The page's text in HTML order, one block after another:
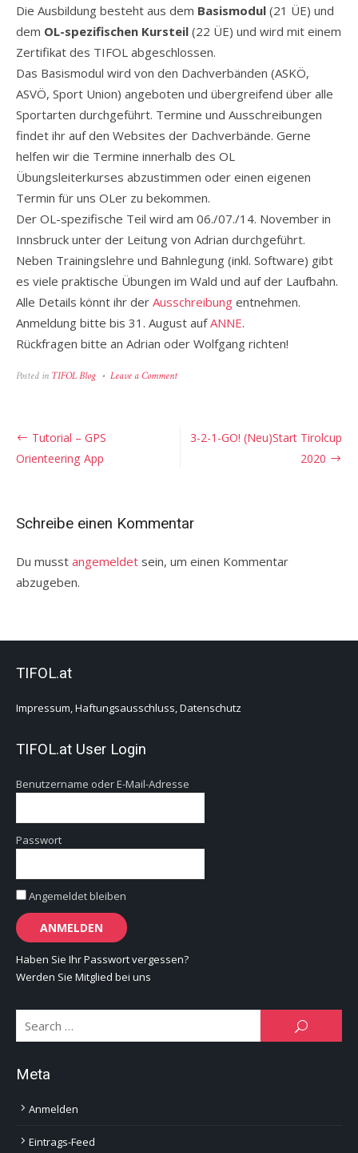
Die Ausbildung besteht aus dem Basismodul (21 ÜE) und
dem OL-spezifischen Kursteil (22 ÜE) und wird mit einem
Zertifikat des TIFOL abgeschlossen.
Das Basismodul wird von den Dachverbänden (ASKÖ,
ASVÖ, Sport Union) angeboten und übergreifend über alle
Sportarten durchgeführt. Termine und Ausschreibungen
findet ihr auf den Websites der Dachverbände. Gerne
helfen wir die Termine innerhalb des OL
Übungsleiterkurses abzustimmen oder einen eigenen
Termin für uns OLer zu bekommen.
Der OL-spezifische Teil wird am 06./07./14. November in
Innsbruck unter der Leitung von Adrian durchgeführt.
Neben Trainingslehre und Bahnlegung (inkl. Software) gibt
es viele praktische Übungen im Wald und auf der Laufbahn.
Alle Details könnt ihr der Ausschreibung entnehmen.
Anmeldung bitte bis 31. August aufANNE.
Rückfragen bitte an Adrian oder Wolfgang richten!
Posted in TIFOL Blog Leave a Commenton
Beitragsnavigation
3-2-1-GO! (Neu)Start Tirolcup
2020
Tutorial – GPS
Orienteering App
Schreibe einen Kommentar
Du musst angemeldet sein, um einen Kommentar
abzugeben.
TIFOL.at
Impressum, Haftungsausschluss, Datenschutz
TIFOL.at User Login
Benutzername oder E-Mail-Adresse
Passwort
Angemeldet bleiben
Haben Sie Ihr Passwort vergessen?
Werden Sie Mitglied bei uns
SEARCH
Meta
Anmelden
Eintrags-Feed